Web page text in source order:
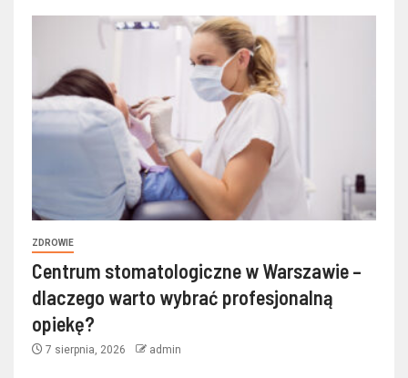
ZDROWIE
Centrum stomatologiczne w Warszawie –
dlaczego warto wybrać profesjonalną
opiekę?
7 sierpnia, 2026 admin